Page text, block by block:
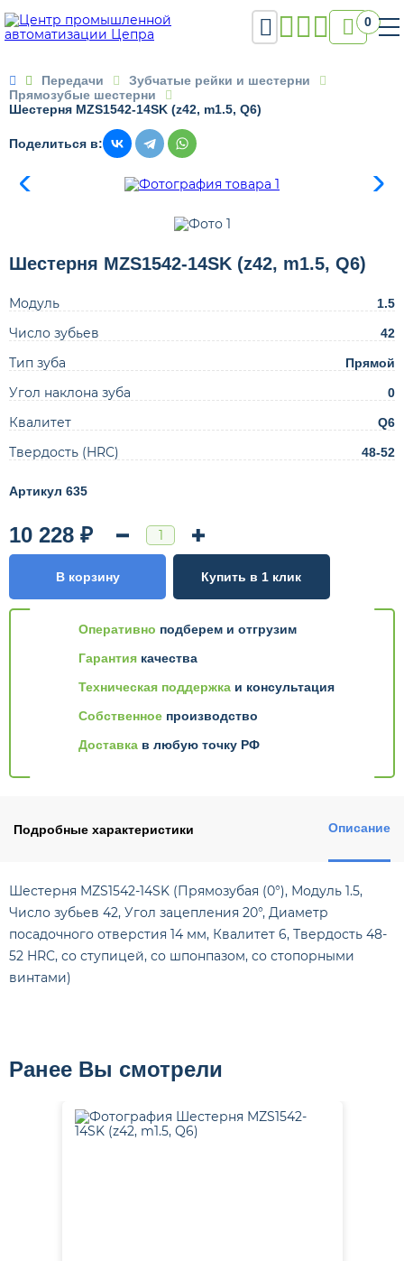
 0
 Передачи
Зубчатые рейки и шестерни
Прямозубые шестерни
Шестерня MZS1542-14SK (z42, m1.5, Q6)
Поделиться в:
Шестерня MZS1542-14SK (z42, m1.5, Q6)
Модуль 1.5
Число зубьев 42
Тип зуба Прямой
Угол наклона зуба 0
Квалитет Q6
Твердость (HRC) 48-52
Артикул 635
Оперативно подберем и отгрузим
Гарантия качества
Техническая поддержка и консультация
Собственное производство
Доставка в любую точку РФ
10 228 ₽
В корзину Купить в 1 клик
Подробные характеристики Описание
Шестерня MZS1542-14SK (Прямозубая (0°), Модуль 1.5,
Число зубьев 42, Угол зацепления 20°, Диаметр
посадочного отверстия 14 мм, Квалитет 6, Твердость 48-
52 HRC, со ступицей, со шпонпазом, со стопорными
винтами)
Ранее Вы смотрели